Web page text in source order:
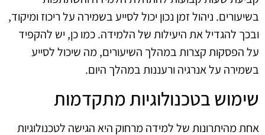
בשיעורים. ניהול זמן נכון יכול לסייע בשמירה על ריכוז ומיקוד,
ובכך להגדיל את היעילות של הלמידה. כמו כן, יש להקפיד
על הפסקות קצרות במהלך השיעורים, מה שיכול לסייע
בשמירה על אנרגיה ורעננות במהלך היום.
שימוש בטכנולוגיות מתקדמות
אחת מהיתרונות של למידה מרחוק היא הגישה לטכנולוגיות